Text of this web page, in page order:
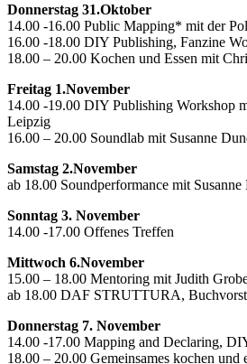
Donnerstag 31.Oktober
14.00 -16.00 Public Mapping* mit der
16.00 -18.00 DIY Publishing, Fanzine
18.00 – 20.00 Kochen und Essen mit
Freitag 1.November
14.00 -19.00 DIY Publishing Workshop
Leipzig
16.00 – 20.00 Soundlab mit Susanne
Samstag 2.November
ab 18.00 Soundperformance mit
Sonntag 3. November
14.00 -17.00 Offenes Treffen
Mittwoch 6.November
15.00 – 18.00 Mentoring mit Judith
ab 18.00 DAF STRUTTURA,
Donnerstag 7. November
14.00 -17.00 Mapping and Declaring,
18.00 – 20.00 Gemeinsames kochen und